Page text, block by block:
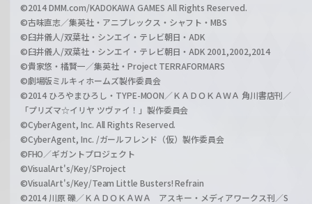
©2014 DMM.com/KADOKAWA GAMES All Rights Reserved.
©古味直志／集英社・アニプレックス・シャフト・MBS
©臼井儀人/双葉社・シンエイ・テレビ朝日・ADK
©臼井儀人/双葉社・シンエイ・テレビ朝日・ADK 2001,2002,2014
©貴家悠・橘賢一／集英社・Project TERRAFORMARS
©劇場版ミルキィホームズ製作委員会
©2014 ひろやまひろし・TYPE-MOON／ＫＡＤＯＫＡＷＡ 角川書店刊／
「プリズマ☆イリヤ ツヴァイ！」製作委員会
©CyberAgent, Inc. All Rights Reserved.
©CyberAgent, Inc. /ガールフレンド（仮）製作委員会
©FHO／ギガントプロジェクト
©VisualArt's/Key/SProject
©VisualArt's/Key/Team Little Busters! Refrain
©2014 川原 礫／ＫＡＤＯＫＡＷＡ アスキー・メディアワークス刊／S